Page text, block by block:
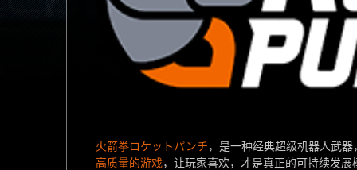
火箭拳ロケットパンチ ，是一种经典超级机器人武
高质量的游戏，让玩家喜欢，才是真正的可持续发展